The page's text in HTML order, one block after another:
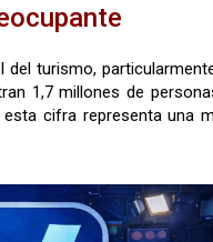
turismo,
1,7 millones de
cifra representa una